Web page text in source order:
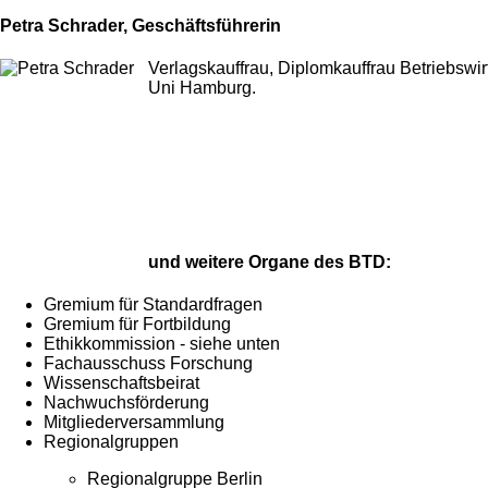
Petra Schrader, Geschäftsführerin
Verlagskauffrau, Diplomkauffrau
Uni Hamburg.
und weitere Organe des BTD:
Gremium für Standardfragen
Gremium für Fortbildung
Ethikkommission - siehe unten
Fachausschuss Forschung
Wissenschaftsbeirat
Nachwuchsförderung
Mitgliederversammlung
Regionalgruppen
Regionalgruppe Berlin